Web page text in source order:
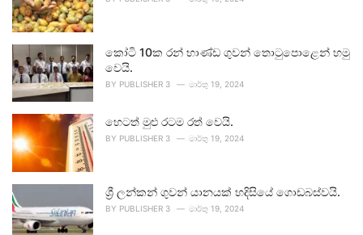
කෝටි 10ක රන් භාණ්ඩ ගුවන් තොටුපොළෙන් හමු
වෙයි.
BY PUBLISHER 3 මාර්තු 19, 2024
හෙටත් මුළු රටම රත් වෙයි.
BY PUBLISHER 3 මාර්තු 19, 2024
ශ්‍රී ලන්කන් ගුවන් යානයක් හදිසියේ ගොඩබස්වයි.
BY PUBLISHER 3 මාර්තු 19, 2024